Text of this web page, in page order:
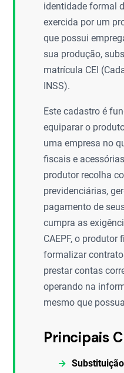
identidade formal
exercida por um
que possui
sua produção,
matrícula CEI
INSS).
Este cadastro é
equiparar o
uma empresa no
fiscais e
produtor recolha
previdenciárias,
pagamento de
cumpra as
CAEPF, o
formalizar
prestar contas
operando na
mesmo que
Principais